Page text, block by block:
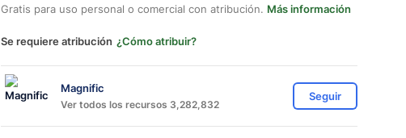
Gratis para uso personal o comercial con atribución. Más información
Se requiere atribución ¿Cómo atribuir?
Magnific
Ver todos los recursos 3,282,832
Seguir